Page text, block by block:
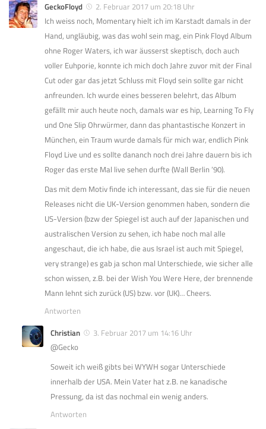
GeckoFloyd
2. Februar 2017 um 20:18 Uhr
Ich weiss noch, Momentary hielt ich im Karstadt damals in der
Hand, ungläubig, was das wohl sein mag, ein Pink Floyd Album
ohne Roger Waters, ich war äusserst skeptisch, doch auch
voller Euhporie, konnte ich mich doch Jahre zuvor mit der Final
Cut oder gar das jetzt Schluss mit Floyd sein sollte gar nicht
anfreunden. Ich wurde eines besseren belehrt, das Album
gefällt mir auch heute noch, damals war es hip, Learning To Fly
und One Slip Ohrwürmer, dann das phantastische Konzert in
München, ein Traum wurde damals für mich war, endlich Pink
Floyd Live und es sollte dananch noch drei Jahre dauern bis ich
Roger das erste Mal live sehen durfte (Wall Berlin ’90).
Das mit dem Motiv finde ich interessant, das sie für die neuen
Releases nicht die UK-Version genommen haben, sondern die
US-Version (bzw der Spiegel ist auch auf der Japanischen und
australischen Version zu sehen, ich habe noch mal alle
angeschaut, die ich habe, die aus Israel ist auch mit Spiegel,
very strange) es gab ja schon mal Unterschiede, wie sicher alle
schon wissen, z.B. bei der Wish You Were Here, der brennende
Mann lehnt sich zurück (US) bzw. vor (UK)… Cheers.
Antworten
Christian
3. Februar 2017 um 14:16 Uhr
@Gecko
Soweit ich weiß gibts bei WYWH sogar Unterschiede
innerhalb der USA. Mein Vater hat z.B. ne kanadische
Pressung, da ist das nochmal ein wenig anders.
Antworten